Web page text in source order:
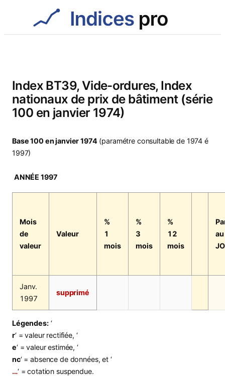
Index BT39, Vide-ordures, Index
nationaux de prix de bâtiment (série
100 en janvier 1974)
Base 100 en janvier 1974 (paramétre consultable de 1974 é
1997)
ANNÉE 1997
Mois
de
valeur
Valeur
%
1
mois
%
3
mois
%
12
mois
au
Janv.
1997
supprimé
Légendes:‘
r‘ = valeur rectifiée, ‘
e‘ = valeur estimée, ‘
nc‘ = absence de données, et ‘
…‘ = cotation suspendue.